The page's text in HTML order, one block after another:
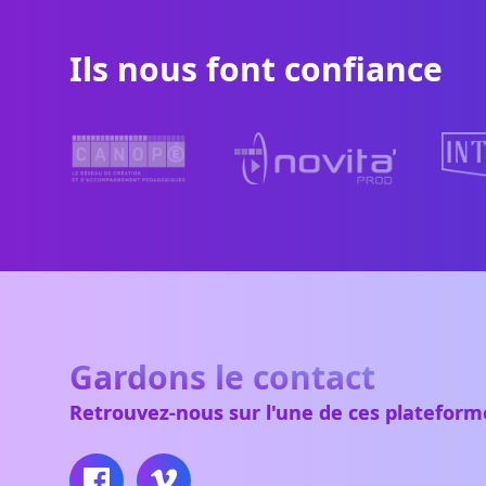
Ils nous font confiance
Gardons le contact
Retrouvez-nous sur l'une de ces